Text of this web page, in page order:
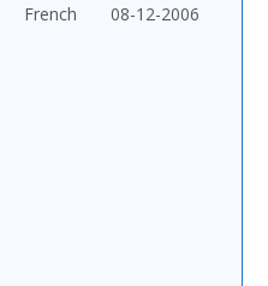
French 08-12-2006